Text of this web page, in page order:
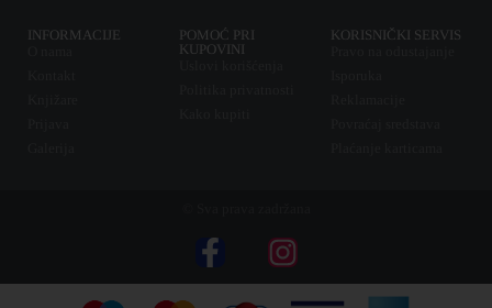
INFORMACIJE
POMOĆ PRI
KUPOVINI
KORISNIČKI SERVIS